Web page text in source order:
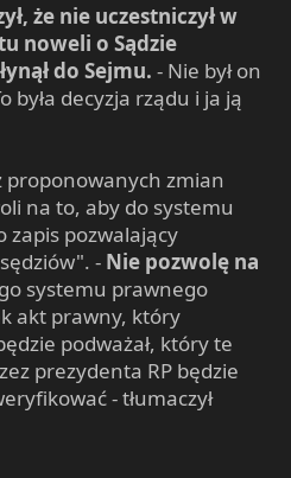
że nie uczestniczył w
noweli o Sądzie
do Sejmu. - Nie był on
była decyzja rządu i ja ją
proponowanych zmian
na to, aby do systemu
pozwalający
- Nie pozwolę na
systemu prawnego
akt prawny, który
podważał, który te
prezydenta RP będzie
- tłumaczył